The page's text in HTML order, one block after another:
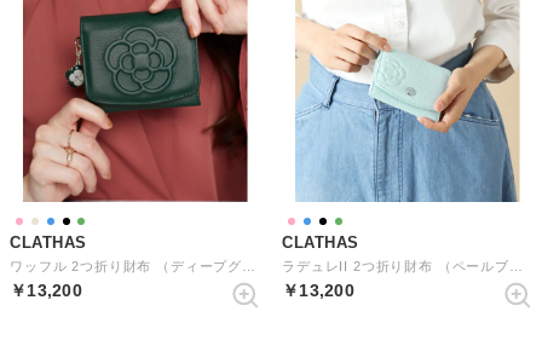
CLATHAS
￥13,200
CLATHAS
￥13,200